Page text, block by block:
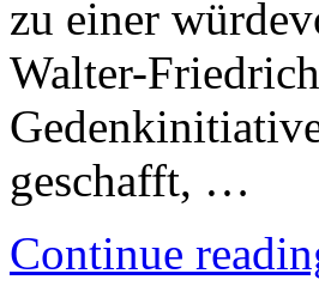
zu einer
Walter-
geschafft, …
Continue